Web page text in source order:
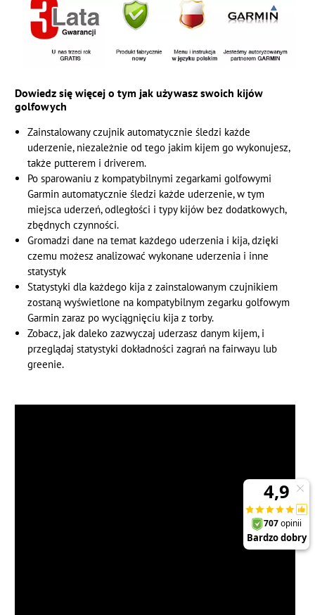
Dowiedz się więcej o tym jak używasz swoich kijów
golfowych
Zainstalowany czujnik automatycznie śledzi każde
uderzenie, niezależnie od tego jakim kijem go wykonujesz,
także putterem i driverem.
Po sparowaniu z kompatybilnymi zegarkami golfowymi
Garmin automatycznie śledzi każde uderzenie, w tym
miejsca uderzeń, odległości i typy kijów bez dodatkowych,
zbędnych czynności.
Gromadzi dane na temat każdego uderzenia i kija, dzięki
czemu możesz analizować wykonane uderzenia i inne
statystyk
Statystyki dla każdego kija z zainstalowanym czujnikiem
zostaną wyświetlone na kompatybilnym zegarku golfowym
Garmin zaraz po wyciągnięciu kija z torby.
Zobacz, jak daleko zazwyczaj uderzasz danym kijem, i
przeglądaj statystyki dokładności zagrań na fairwayu lub
greenie.